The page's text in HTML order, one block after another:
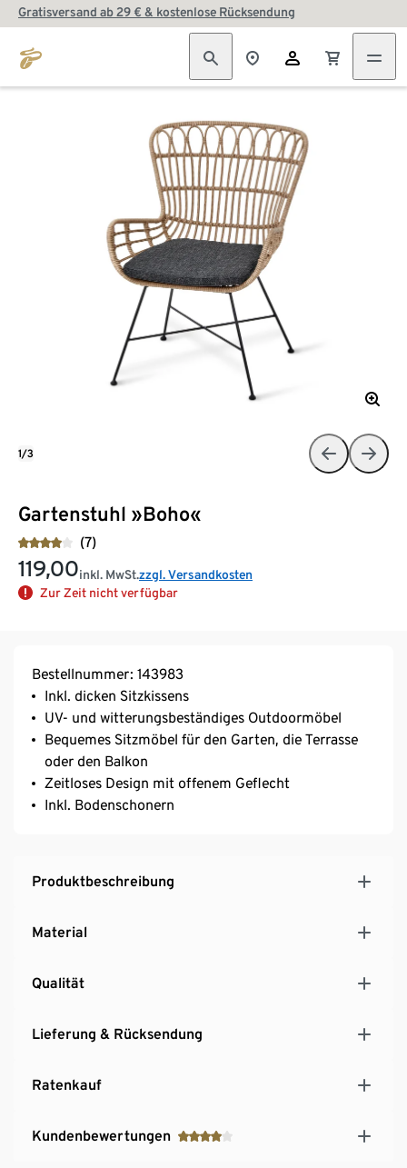
Gratisversand ab 29 € & kostenlose Rücksendung
Gartenstuhl »Boho«
(7)
119,00inkl. MwSt.zzgl. Versandkosten
Zur Zeit nicht verfügbar
1/3
Bestellnummer: 143983
Inkl. dicken Sitzkissens
UV- und witterungsbeständiges Outdoormöbel
Bequemes Sitzmöbel für den Garten, die Terrasse
oder den Balkon
Zeitloses Design mit offenem Geflecht
Inkl. Bodenschonern
Produktbeschreibung
Material
Qualität
Lieferung & Rücksendung
Ratenkauf
Kundenbewertungen